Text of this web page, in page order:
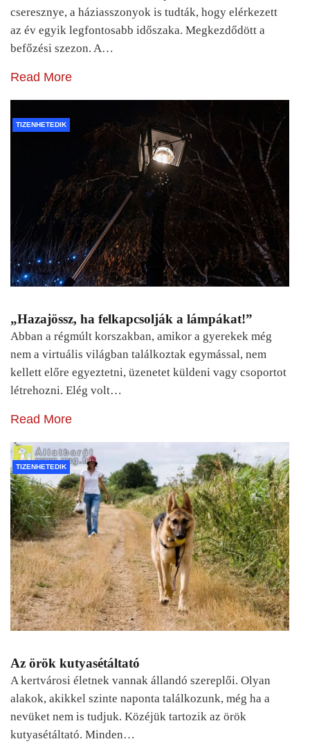
cseresznye, a háziasszonyok is tudták, hogy elérkezett
az év egyik legfontosabb időszaka. Megkezdődött a
befőzési szezon. A…
Read More
TIZENHETEDIK
„Hazajössz, ha felkapcsolják a lámpákat!”
Abban a régmúlt korszakban, amikor a gyerekek még
nem a virtuális világban találkoztak egymással, nem
kellett előre egyeztetni, üzenetet küldeni vagy csoportot
létrehozni. Elég volt…
Read More
TIZENHETEDIK
Az örök kutyasétáltató
A kertvárosi életnek vannak állandó szereplői. Olyan
alakok, akikkel szinte naponta találkozunk, még ha a
nevüket nem is tudjuk. Közéjük tartozik az örök
kutyasétáltató. Minden…